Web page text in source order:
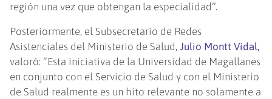
región una vez que obtengan la especialidad”.
Posteriormente, el Subsecretario de Redes
Asistenciales del Ministerio de Salud,Julio Montt Vidal,
valoró: “Esta iniciativa de la Universidad de Magallanes
en conjunto con el Servicio de Salud y con el Ministerio
de Salud realmente es un hito relevante no solamente a